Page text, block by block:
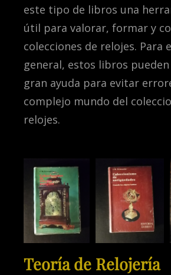
este tipo de libros una
útil para valorar, formar y
colecciones de relojes. Para
general, estos libros
gran ayuda para evitar
complejo mundo del
relojes.
Teoría de Relojería